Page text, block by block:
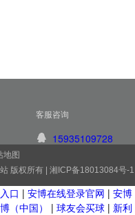
客服咨询
15935109728
地图
版权所有 |
湘ICP备18013084号-1
口 | 安博在线登录官网 | 安博
（中国） | 球友会买球 | 新利